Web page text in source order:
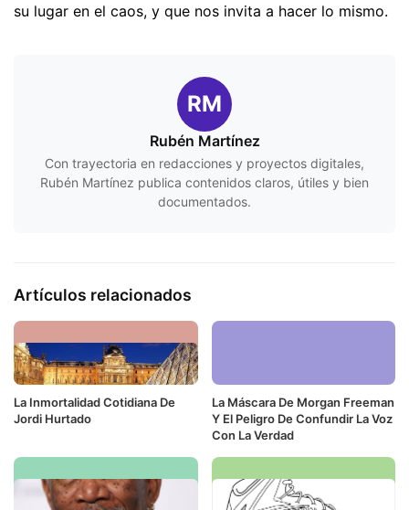
su lugar en el caos, y que nos invita a hacer lo mismo.
RM
Rubén Martínez
Con trayectoria en redacciones y proyectos digitales,
Rubén Martínez publica contenidos claros, útiles y bien
documentados.
Artículos relacionados
La Inmortalidad Cotidiana De
Jordi Hurtado
La Máscara De Morgan Freeman
Y El Peligro De Confundir La Voz
Con La Verdad